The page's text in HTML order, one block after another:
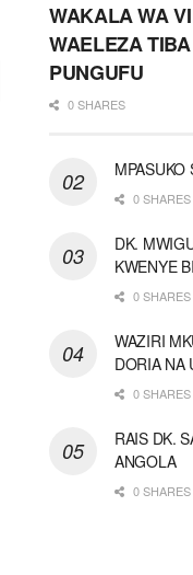
WAKALA WA
WAELEZA
PUNGUFU
0 SHARES
MPASUKO
0 SHARES
DK.
KWENYE
0 SHARES
WAZIRI
DORIA NA
0 SHARES
RAIS DK.
ANGOLA
0 SHARES